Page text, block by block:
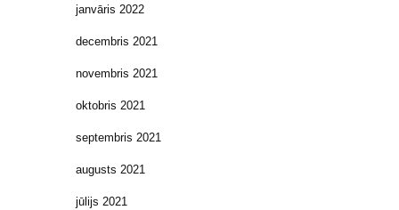
janvāris 2022
decembris 2021
novembris 2021
oktobris 2021
septembris 2021
augusts 2021
jūlijs 2021